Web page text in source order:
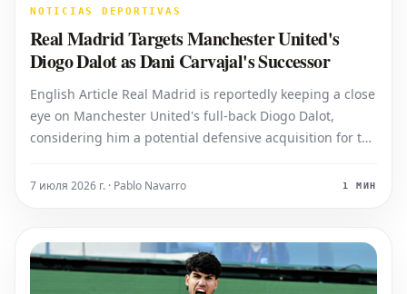
NOTICIAS DEPORTIVAS
Real Madrid Targets Manchester United's
Diogo Dalot as Dani Carvajal's Successor
English Article Real Madrid is reportedly keeping a close
eye on Manchester United's full-back Diogo Dalot,
considering him a potential defensive acquisition for the
indicate that the Portuguese international
7 июля 2026 г. · Pablo Navarro 1 МИН